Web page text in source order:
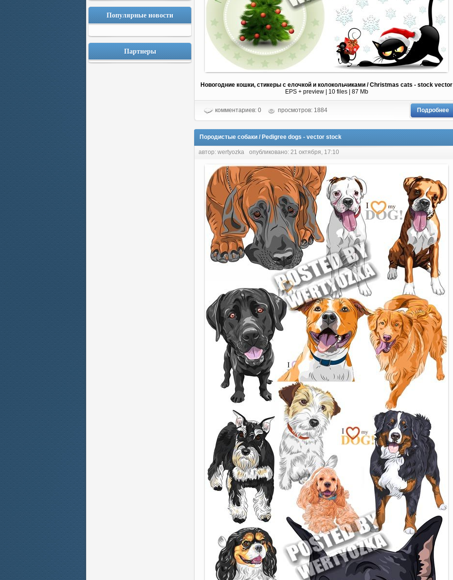
Популярные новости
Партнеры
Новогодние кошки, стикеры с елочкой и колокольчиками / Christmas cats - stock vector
EPS + preview | 10 files | 87 Mb
комментариев: 0 просмотров: 1884 Подробнее
Породистые собаки / Pedigree dogs - vector stock
автор: wertyozka опубликовано: 21 октября, 17:10